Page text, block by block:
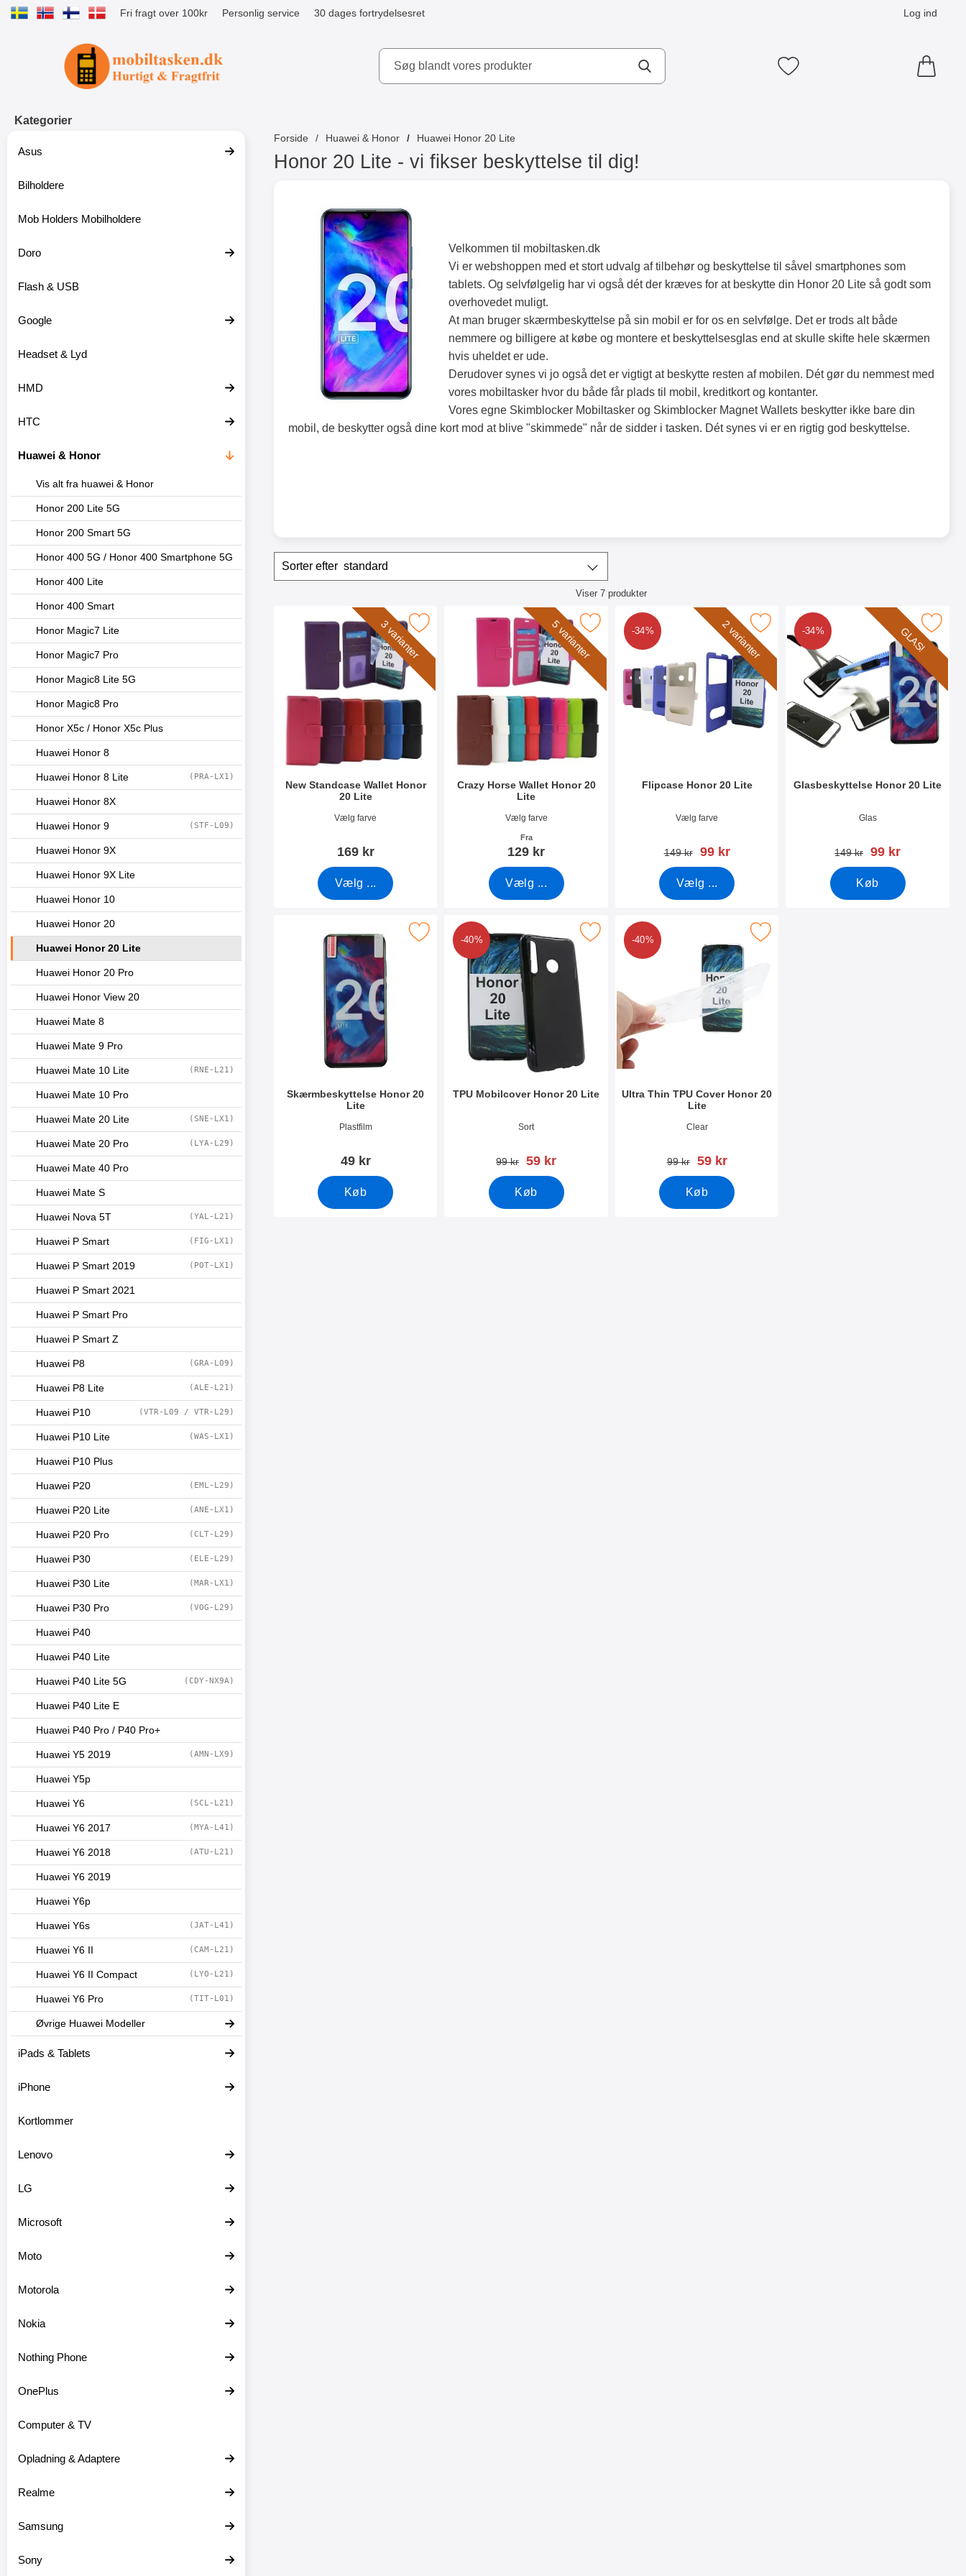
Fri fragt over 100kr Personlig service 30 dages fortrydelsesret Log ind
Startside for Tibro Billiga Mobilskydd AB Mine favoritter
Kategorier
Asus
Bilholdere
Mob Holders Mobilholdere
Doro
Flash & USB
Google
Headset & Lyd
HMD
HTC
Huawei & Honor
Vis alt fra huawei & Honor
Honor 200 Lite 5G
Honor 200 Smart 5G
Honor 400 5G / Honor 400 Smartphone 5G
Honor 400 Lite
Honor 400 Smart
Honor Magic7 Lite
Honor Magic7 Pro
Honor Magic8 Lite 5G
Honor Magic8 Pro
Honor X5c / Honor X5c Plus
Huawei Honor 8
Huawei Honor 8 Lite (PRA-LX1)
Huawei Honor 8X
Huawei Honor 9 (STF-L09)
Huawei Honor 9X
Huawei Honor 9X Lite
Huawei Honor 10
Huawei Honor 20
Huawei Honor 20 Lite
Huawei Honor 20 Pro
Huawei Honor View 20
Huawei Mate 8
Huawei Mate 9 Pro
Huawei Mate 10 Lite (RNE-L21)
Huawei Mate 10 Pro
Huawei Mate 20 Lite (SNE-LX1)
Huawei Mate 20 Pro (LYA-L29)
Huawei Mate 40 Pro
Huawei Mate S
Huawei Nova 5T (YAL-L21)
Huawei P Smart (FIG-LX1)
Huawei P Smart 2019 (POT-LX1)
Huawei P Smart 2021
Huawei P Smart Pro
Huawei P Smart Z
Huawei P8 (GRA-L09)
Huawei P8 Lite (ALE-L21)
Huawei P10 (VTR-L09 / VTR-L29)
Huawei P10 Lite (WAS-LX1)
Huawei P10 Plus
Huawei P20 (EML-L29)
Huawei P20 Lite (ANE-LX1)
Huawei P20 Pro (CLT-L29)
Huawei P30 (ELE-L29)
Huawei P30 Lite (MAR-LX1)
Huawei P30 Pro (VOG-L29)
Huawei P40
Huawei P40 Lite
Huawei P40 Lite 5G (CDY-NX9A)
Huawei P40 Lite E
Huawei P40 Pro / P40 Pro+
Huawei Y5 2019 (AMN-LX9)
Huawei Y5p
Huawei Y6 (SCL-L21)
Huawei Y6 2017 (MYA-L41)
Huawei Y6 2018 (ATU-L21)
Huawei Y6 2019
Huawei Y6p
Huawei Y6s (JAT-L41)
Huawei Y6 II (CAM-L21)
Huawei Y6 II Compact (LYO-L21)
Huawei Y6 Pro (TIT-L01)
Øvrige Huawei Modeller
iPads & Tablets
iPhone
Kortlommer
Lenovo
LG
Microsoft
Moto
Motorola
Nokia
Nothing Phone
OnePlus
Computer & TV
Opladning & Adaptere
Realme
Samsung
Sony
Forside Huawei & Honor Huawei Honor 20 Lite
Honor 20 Lite - vi fikser beskyttelse til dig!
Velkommen til mobiltasken.dk
Vi er webshoppen med et stort udvalg af tilbehør og beskyttelse til såvel smartphones som
tablets. Og selvfølgelig har vi også dét der kræves for at beskytte din Honor 20 Lite så godt som
overhovedet muligt.
At man bruger skærmbeskyttelse på sin mobil er for os en selvfølge. Det er trods alt både
nemmere og billigere at købe og montere et beskyttelsesglas end at skulle skifte hele skærmen
hvis uheldet er ude.
Derudover synes vi jo også det er vigtigt at beskytte resten af mobilen. Dét gør du nemmest med
vores mobiltasker hvor du både får plads til mobil, kreditkort og kontanter.
Vores egne Skimblocker Mobiltasker og Skimblocker Magnet Wallets beskytter ikke bare din
mobil, de beskytter også dine kort mod at blive "skimmede" når de sidder i tasken. Dét synes vi er en rigtig god beskyttelse.
r
Sorter standard
Viser7produkter
produktliste
3 varianter
New Standcase Wallet Honor
20 Lite
Varenr 33043Vælg farve
169 kr
Vælg ...
Marker new Standcase Wallet Honor 20 Lite som favorit5 varianter
Crazy Horse Wallet Honor 20
Lite
Varenr 33034Vælg farve
Fra
129 kr
Vælg ...
Marker crazy Horse Wallet Honor 20 Lite som favorit 2 varianter
-34%
Flipcase Honor 20 Lite
Varenr 33029Vælg farve
pris
149 kr pris
99 kr
Vælg ...
Marker flipcase Honor 20 Lite som favorit
GLAS!
-34%
Glasbeskyttelse Honor 20 Lite
Glas
pris
149 kr pris
99 kr
Køb
Marker glasbeskyttelse Honor
Skærmbeskyttelse Honor 20
Lite
Varenr 33026Plastfilm
49 kr
Køb
Marker skærmbeskyttelse Honor 20 Lite som favorit
-40%
TPU Mobilcover Honor 20 Lite
Sort
pris
99 kr pris
59 kr
Køb
Marker tPU Mobilcover Honor 20 Lite som favorit
-40%
Ultra Thin TPU Cover Honor 20
Lite
Clear
pris
99 kr pris
59 kr
Køb
Marker ultra Thin TPU Cover Honor 20 Lite som favorit